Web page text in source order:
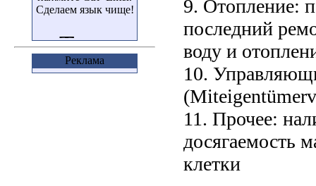
Сделаем язык чище!
Реклама
9. Отопление:
последний
воду и
10.
11. Прочее:
досягаемость
клетки